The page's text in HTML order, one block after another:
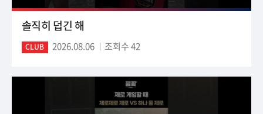
솔직히 덥긴 해
CLUB 2026.08.06 조회수 42